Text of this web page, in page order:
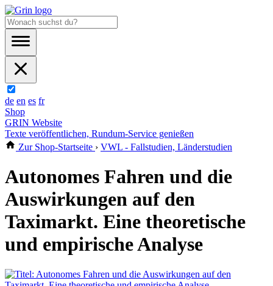
de en es fr
Shop
GRIN Website
Texte veröffentlichen, Rundum-Service genießen
Zur Shop-Startseite › VWL - Fallstudien, Länderstudien
Autonomes Fahren und die
Auswirkungen auf den
Taximarkt. Eine theoretische
und empirische Analyse